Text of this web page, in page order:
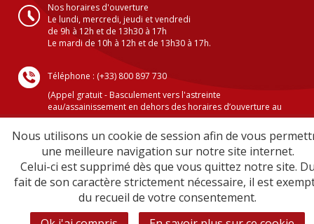
Nos horaires d'ouverture
Le lundi, mercredi, jeudi et vendredi
de 9h à 12h et de 13h30 à 17h
Le mardi de 10h à 12h et de 13h30 à 17h.
Téléphone : (+33) 800 897 730
(Appel gratuit - Basculement vers l'astreinte
eau/assainissement en dehors des horaires d’ouverture au
public )
Crédits
Mentions légales
Plan du site
Sécurité informatique
Nous utilisons un cookie de session afin de vous
une meilleure navigation sur notre site internet.
Celui-ci est supprimé dès que vous quittez notre site.
fait de son caractère strictement nécessaire, il est
du recueil de votre consentement.